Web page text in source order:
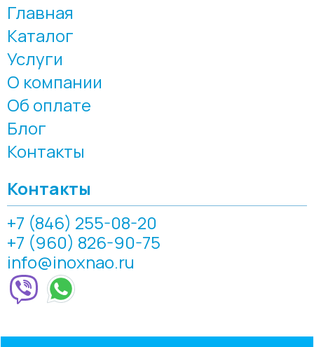
Главная
Каталог
Услуги
О компании
Об оплате
Блог
Контакты
Контакты
+7 (846) 255-08-20
+7 (960) 826-90-75
info@inoxnao.ru